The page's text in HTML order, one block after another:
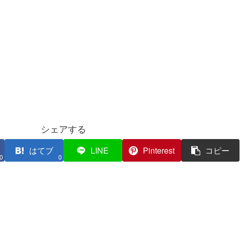
シェアする
0
はてブ
0
LINE Pinterest コピー